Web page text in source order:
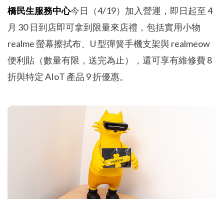
橋民生服務中心今日（4/19）加入營運，即日起至 4
月 30 日到店即可拿到限量來店禮，包括實用小物
realme 螢幕擦拭布、U 型彈簧手機支架與 realmeow
便利貼（數量有限，送完為止），還可享有維修費 8
折與特定 AIoT 產品 9 折優惠。